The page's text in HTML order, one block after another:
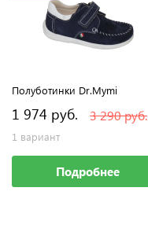
Полуботинки Dr.Mymi
1 974 руб. 3 290 руб.
1 вариант
Подробнее